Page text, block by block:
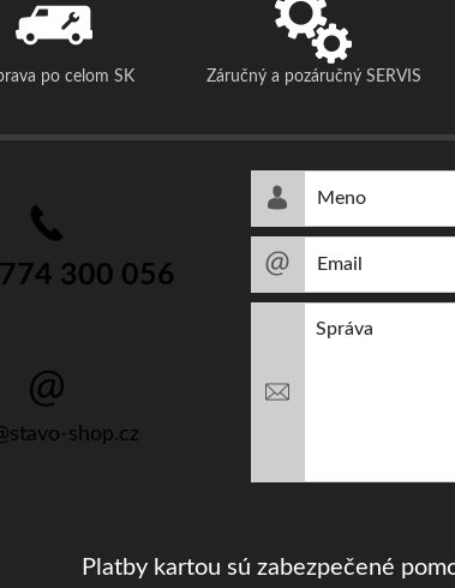
po celom SK Záručný a pozáručný SERVIS
774 300 056
shop.cz
Platby kartou sú zabezpečené